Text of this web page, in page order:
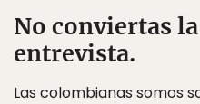
No conviertas
entrevista.
Las colombianas somos